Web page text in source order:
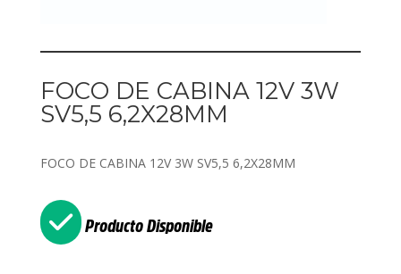
FOCO DE CABINA 12V 3W
SV5,5 6,2X28MM
FOCO DE CABINA 12V 3W SV5,5 6,2X28MM
Producto Disponible